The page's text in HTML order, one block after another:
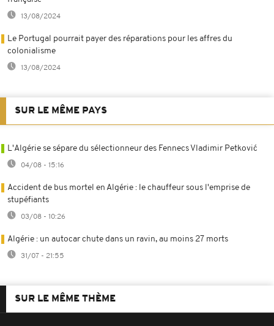
13/08/2024
Le Portugal pourrait payer des réparations pour les affres du
colonialisme
13/08/2024
SUR LE MÊME PAYS
L'Algérie se sépare du sélectionneur des Fennecs Vladimir Petković
04/08 - 15:16
Accident de bus mortel en Algérie : le chauffeur sous l'emprise de
stupéfiants
03/08 - 10:26
Algérie : un autocar chute dans un ravin, au moins 27 morts
31/07 - 21:55
SUR LE MÊME THÈME